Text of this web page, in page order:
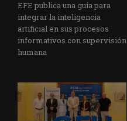
EFE publica una guía para
integrar la inteligencia
artificial en sus procesos
informativos con supervisión
humana